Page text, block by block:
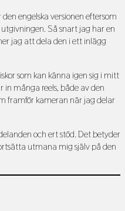
engelska versionen eftersom
Så snart jag har en
jag att dela den i ett inlägg
som kan känna igen sig i mitt
in många reels, både av den
framför kameran när jag delar
och ert stöd. Det betyder
utmana mig själv på den